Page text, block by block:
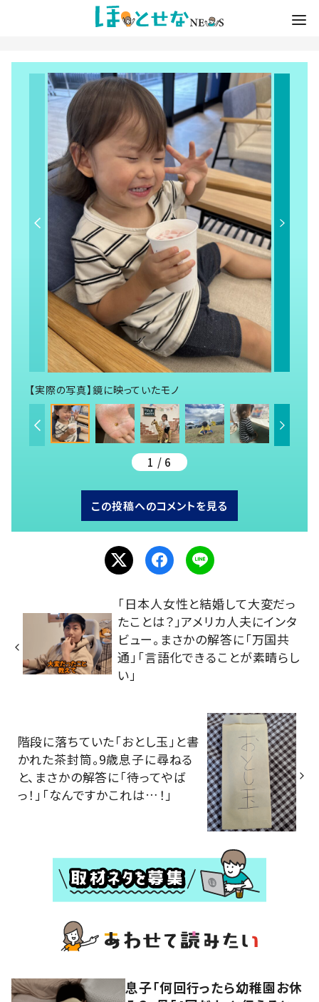
【実際の写真】鏡に映っていたモノ
1 / 6
この投稿へのコメントを見る
「日本人女性と結婚して大変だっ
たことは？」アメリカ人夫にインタ
ビュー。まさかの解答に「万国共
通」「言語化できることが素晴らし
い」
階段に落ちていた「おとし玉」と書
かれた茶封筒。9歳息子に尋ねる
と、まさかの解答に「待ってやば
っ！」「なんですかこれは…！」
息子「何回行ったら幼稚園お休